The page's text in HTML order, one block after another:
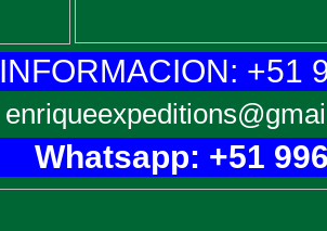
INFORMACION: +51
Whatsapp: +51